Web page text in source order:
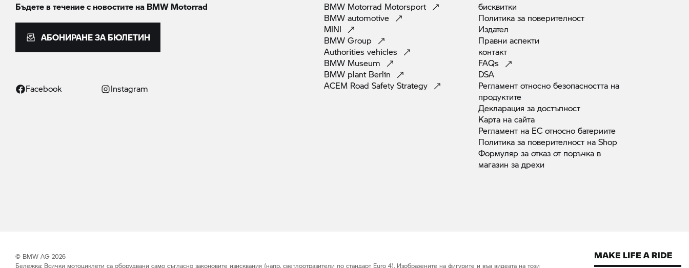
Бъдете в течение с новостите на BMW Motorrad
АБОНИРАНЕ ЗА БЮЛЕТИН
Facebook Instagram
BMW Motorrad Motorsport
BMW automotive
MINI
BMW Group
Authorities vehicles
BMW Museum
BMW plant Berlin
ACEM Road Safety Strategy
бисквитки
Политика за поверителност
Издател
Правни аспекти
контакт
FAQs
DSA
Регламент относно безопасността на
продуктите
Декларация за достъпност
Карта на сайта
Регламент на ЕС относно батериите
Политика за поверителност на Shop
Формуляр за отказ от поръчка в
магазин за дрехи
© BMW AG 2026
Бележка: Всички мотоциклети са оборудвани само съгласно законовите изисквания (напр. светлоотразители по стандарт Euro 4). Изобразените на фигурите и във видеата на този